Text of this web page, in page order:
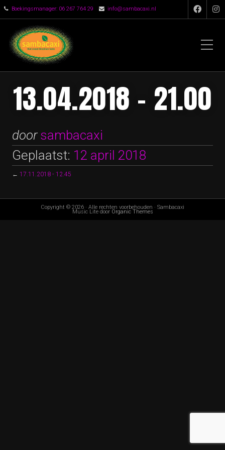
Boekingsmanager: 06 267 764 29 info@sambacaxi.nl
13.04.2018 - 21.00
door sambacaxi
Geplaatst: 12 april 2018
← 17.11.2018 - 12.45
Copyright © 2026 · Alle rechten voorbehouden · Sambacaxi
Music Lite door Organic Themes